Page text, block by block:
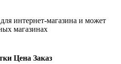
интернет-магазина и может
магазинах
Цена Заказ